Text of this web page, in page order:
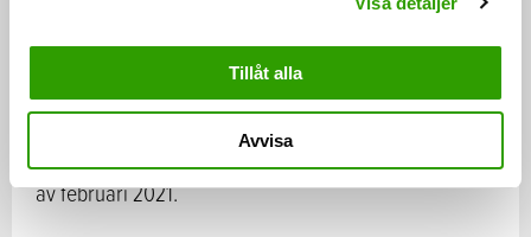
Tillåt alla
Avvisa
Arbets- och näringsministeriet ber om
stödansökningar för projekt som ersätter
användningen av kol som energikälla före utgången
av februari 2021.